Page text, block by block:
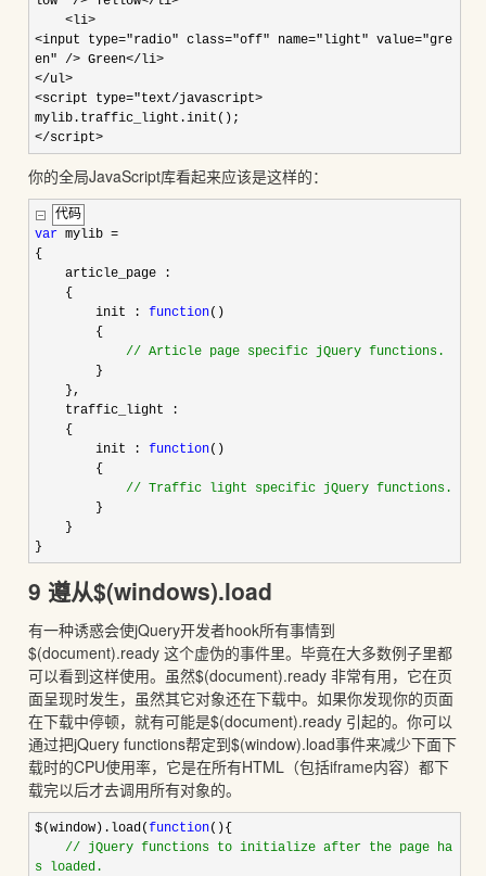
<li>
<input type="radio" class="off" name=" light" value="gre
en" /> Green</ li>
</ul>
<script type="text/javascript>
mylib.traffic_light.init();
</script>
你的全局JavaScript库看起来应该是这样的：
代码
var mylib=
{
article_page :
{
init :function()
{
// Article page specific jQuery functions.
}
},
traffic_light :
{
init :function()
{
// Traffic light specific jQuery functions.
}
}
}
9 遵从$(windows).load
有一种诱惑会使jQuery开发者hook所有事情到
$(document).ready 这个虚伪的事件里。毕竟在大多数例子里都
可以看到这样使用。虽然$(document).ready 非常有用，它在页
面呈现时发生，虽然其它对象还在下载中。如果你发现你的页面
在下载中停顿，就有可能是$(document).ready 引起的。你可以
通过把jQuery functions帮定到$(window).load事件来减少下面下
载时的CPU使用率，它是在所有HTML（包括iframe内容）都下
载完以后才去调用所有对象的。
$(window).load(function(){
// jQuery functions to initialize after the page ha
s loaded.